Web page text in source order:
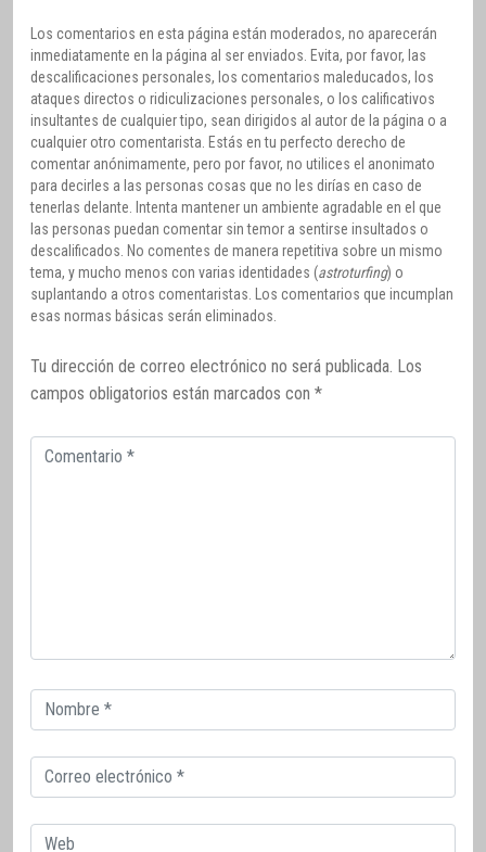
Los comentarios en esta página están moderados, no aparecerán
inmediatamente en la página al ser enviados. Evita, por favor, las
descalificaciones personales, los comentarios maleducados, los
ataques directos o ridiculizaciones personales, o los calificativos
insultantes de cualquier tipo, sean dirigidos al autor de la página o a
cualquier otro comentarista. Estás en tu perfecto derecho de
comentar anónimamente, pero por favor, no utilices el anonimato
para decirles a las personas cosas que no les dirías en caso de
tenerlas delante. Intenta mantener un ambiente agradable en el que
las personas puedan comentar sin temor a sentirse insultados o
descalificados. No comentes de manera repetitiva sobre un mismo
tema, y mucho menos con varias identidades (astroturfing) o
suplantando a otros comentaristas. Los comentarios que incumplan
esas normas básicas serán eliminados.
Tu dirección de correo electrónico no será publicada. Los
campos obligatorios están marcados con *
Comentario
Correo
electrónico
Correo
electrónico
Web